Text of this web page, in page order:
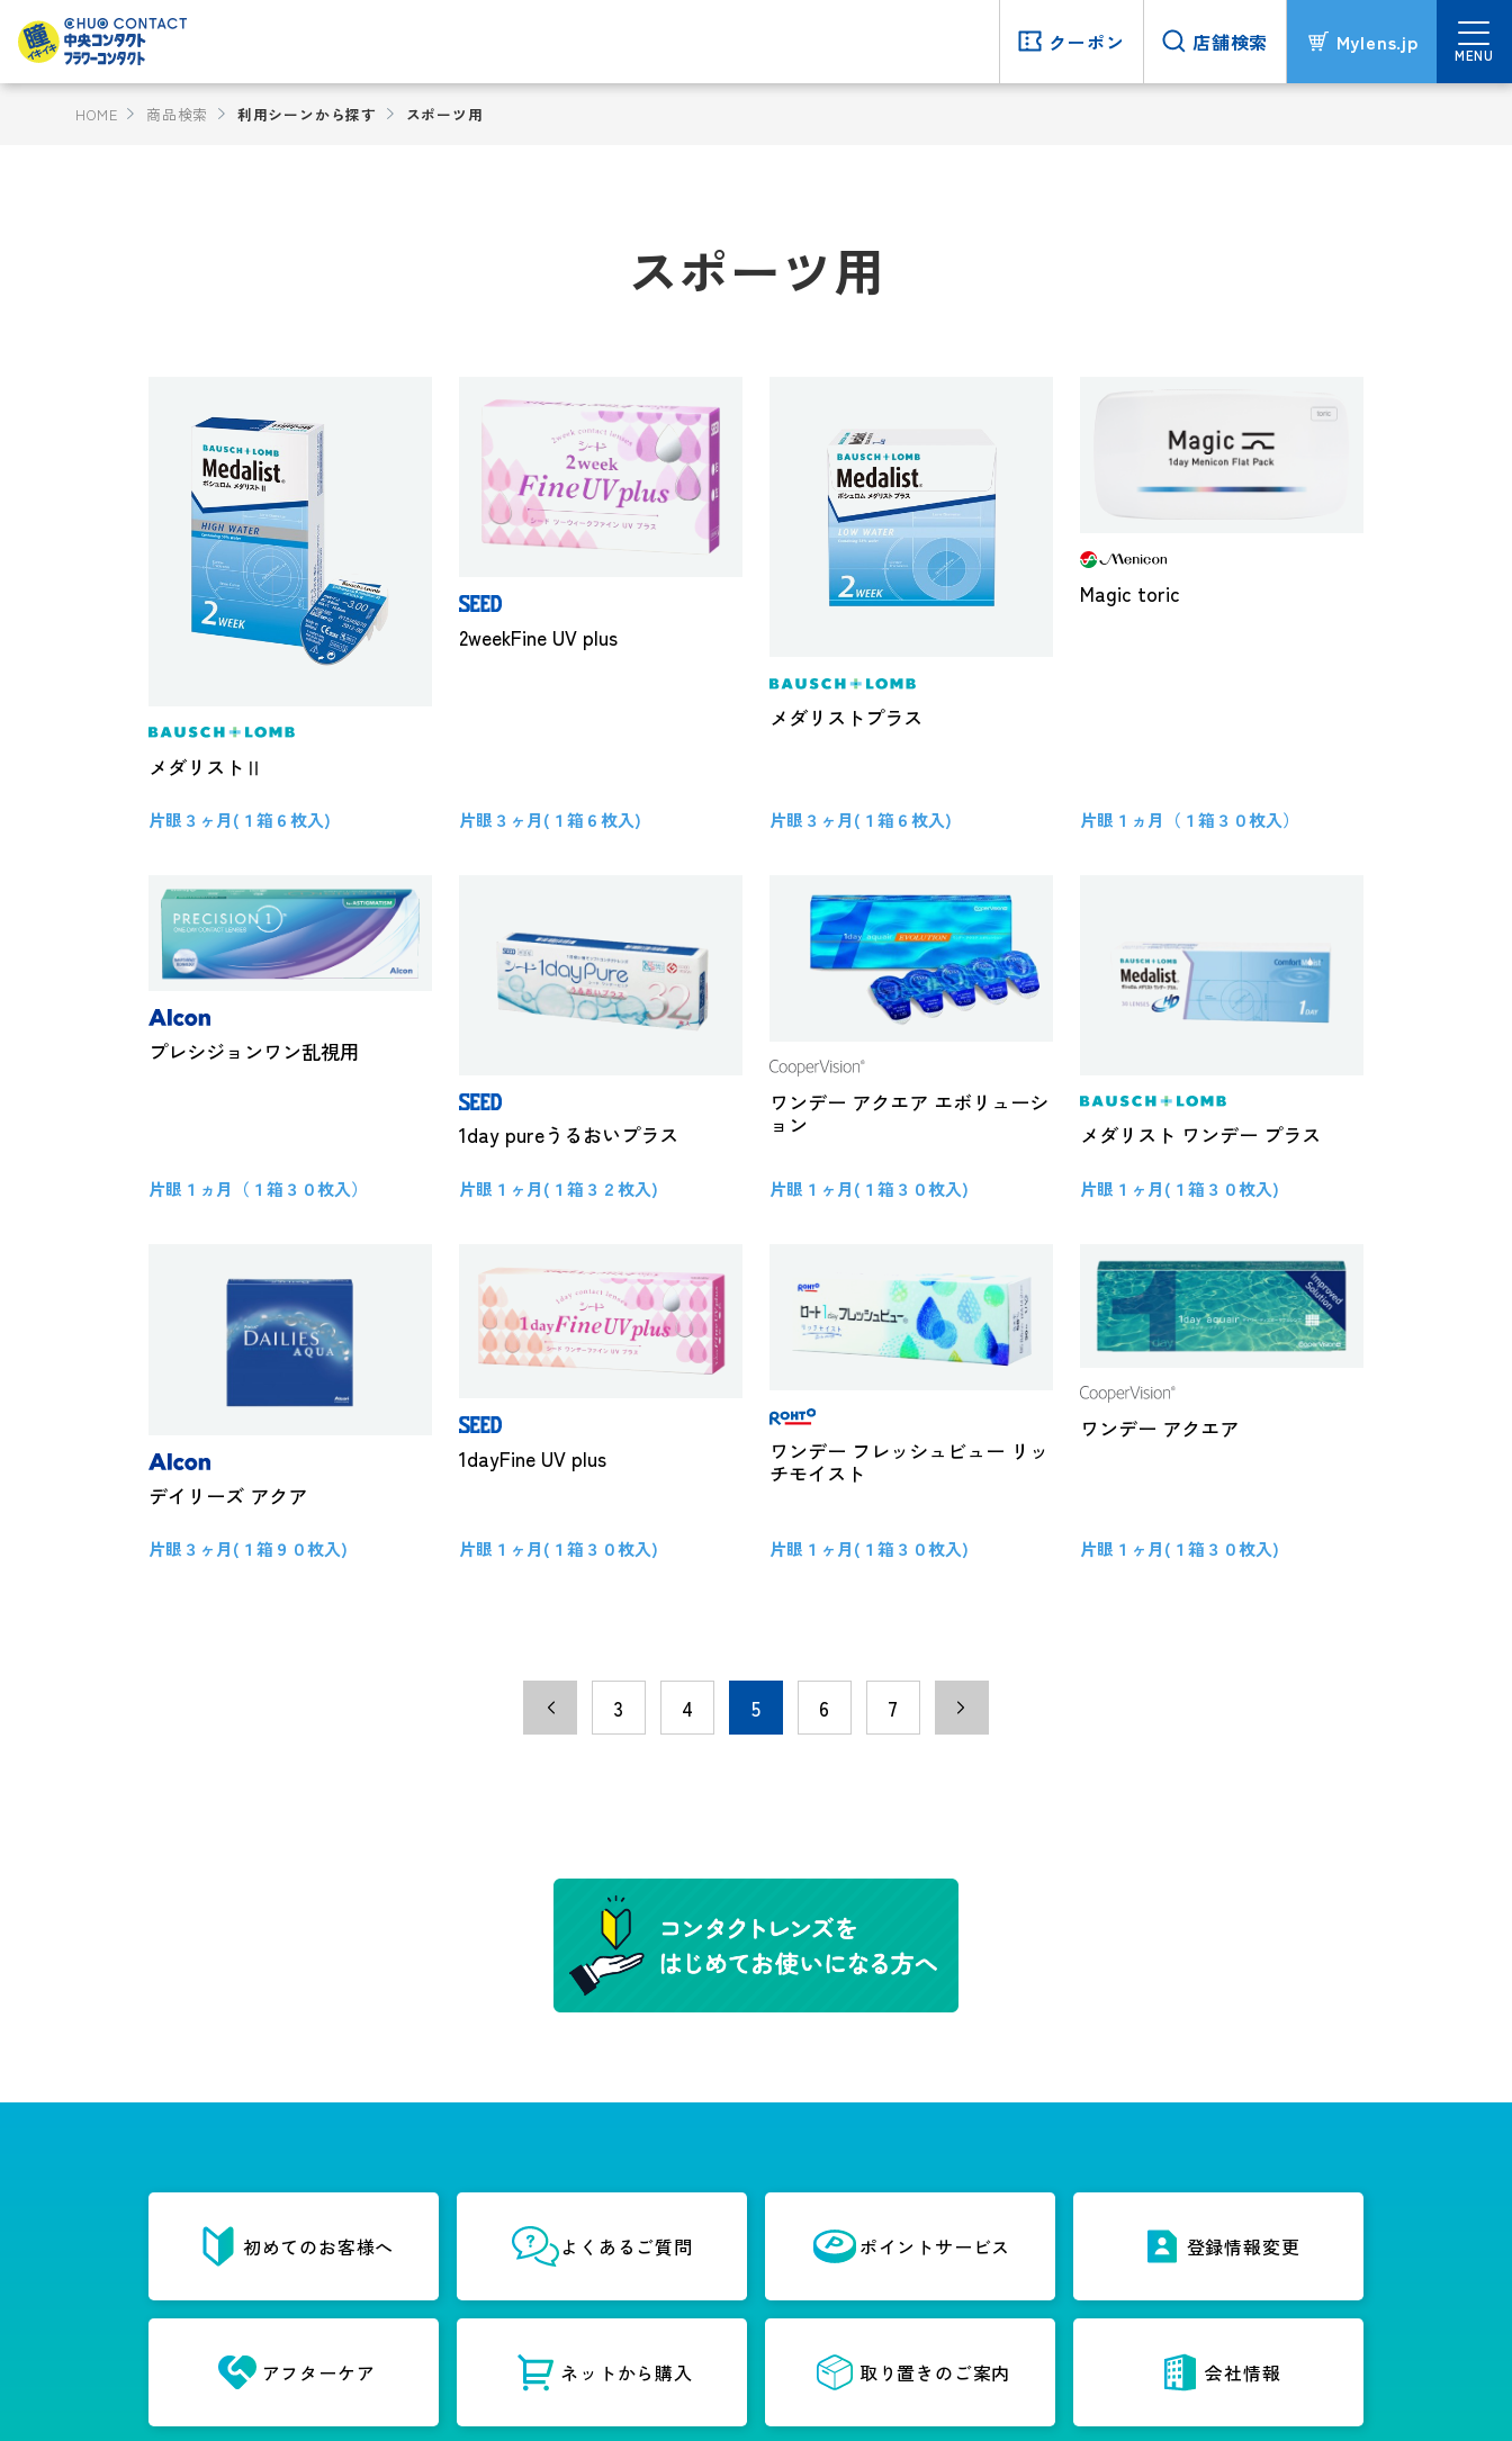
クーポン 店舗検索 Mylens.jp
MENU
HOME 商品検索 利用シーンから探す スポーツ用
スポーツ用
メダリストⅡ
片眼３ヶ月(１箱６枚入)
2weekFine UV plus
片眼３ヶ月(１箱６枚入)
メダリストプラス
片眼３ヶ月(１箱６枚入)
Magic toric
片眼１ヵ月（１箱３０枚入）
プレシジョンワン乱視用
片眼１ヵ月（１箱３０枚入）
1day pureうるおいプラス
片眼１ヶ月(１箱３２枚入)
ワンデー アクエア エボリューシ
ョン
片眼１ヶ月(１箱３０枚入)
メダリスト ワンデー プラス
片眼１ヶ月(１箱３０枚入)
デイリーズ アクア
片眼３ヶ月(１箱９０枚入)
1dayFine UV plus
片眼１ヶ月(１箱３０枚入)
ワンデー フレッシュビュー リッ
チモイスト
片眼１ヶ月(１箱３０枚入)
ワンデー アクエア
片眼１ヶ月(１箱３０枚入)
3 4 5 6 7
初めてのお客様へ よくあるご質問 ポイントサービス 登録情報変更
アフターケア ネットから購入 取り置きのご案内 会社情報
クーポン 店舗検索 Mylens.jp
MENU